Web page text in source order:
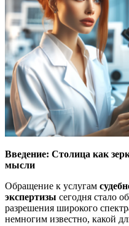
Введение: Столица как
мысли
Обращение к услугам
экспертизы сегодня стало
разрешения широкого
немногим известно, какой